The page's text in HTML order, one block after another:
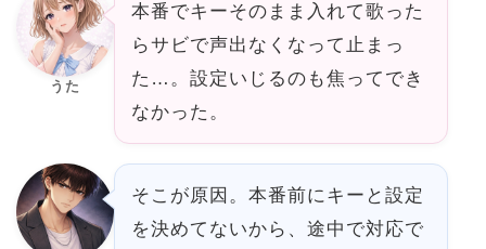
うた
本番でキーそのまま入れて歌った
らサビで声出なくなって止まっ
た…。設定いじるのも焦ってでき
なかった。
そこが原因。本番前にキーと設定
を決めてないから、途中で対応で